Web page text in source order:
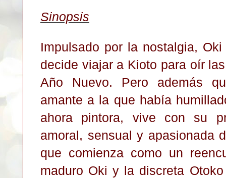
Sinopsis
Impulsado por la nostalgia,
decide viajar a Kioto para oír
Año Nuevo. Pero además
amante a la que había
ahora pintora, vive con su
amoral, sensual y apasionada
que comienza como un
maduro Oki y la discreta